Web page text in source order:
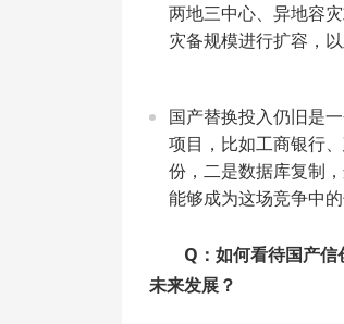
两地三中心、异地容
灾备规模进行扩容，
国产替换投入仍旧是
项目，比如工商银行
份，二是数据库复制
能够成为这场竞争中的
Q：如何看待国产
未来发展？